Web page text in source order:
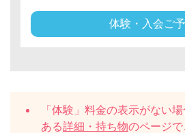
体験・入会ご
「体験」料金の表示がない
ある詳細・持ち物のページ